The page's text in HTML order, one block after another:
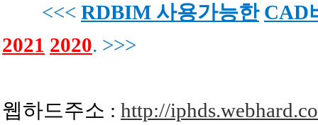
<<< RDBIM 사용가능한 CAD
2021 2020. >>>
웹하드주소 : http://